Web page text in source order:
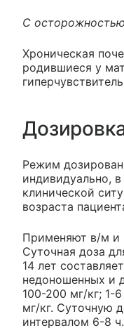
С осторожностью
Хроническая
родившиеся у
Режим
индивидуально,
клинической
возраста
Применяют в/м и
Суточная доза
14 лет
недоношенных и
100-200 мг/кг; 1-
мг/кг. Суточную
интервалом 6-8